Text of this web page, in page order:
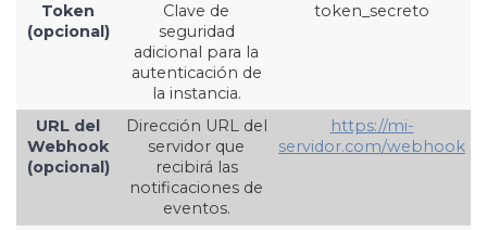
Token
(opcional)
Clave de
seguridad
adicional para la
autenticación de
la instancia.
token_secreto
URL del
Webhook
(opcional)
Dirección URL del
servidor que
recibirá las
notificaciones de
eventos.
https://mi-
servidor.com/webhook